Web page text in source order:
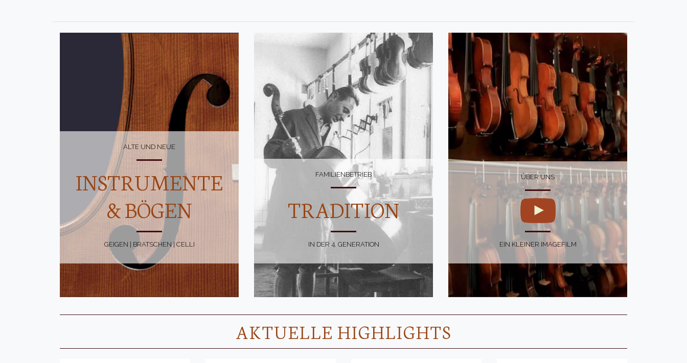
ALTE UND NEUE
INSTRUMENTE
& BÖGEN
GEIGEN | BRATSCHEN | CELLI
FAMILIENBETRIEB
TRADITION
IN DER 4. GENERATION
ÜBER UNS
EIN KLEINER IMAGEFILM
AKTUELLE HIGHLIGHTS